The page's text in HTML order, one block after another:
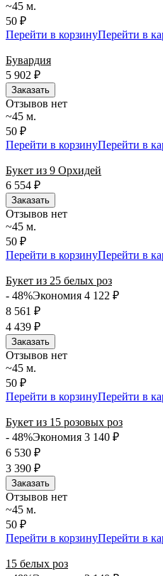
~45 м.
50 ₽
Перейти в корзинуПерейти в
Бувардия
5 902 ₽
Заказать
Отзывов нет
~45 м.
50 ₽
Перейти в корзинуПерейти в
Букет из 9 Орхидей
6 554 ₽
Заказать
Отзывов нет
~45 м.
50 ₽
Перейти в корзинуПерейти в
Букет из 25 белых роз
- 48%Экономия 4 122 ₽
8 561 ₽
4 439 ₽
Заказать
Отзывов нет
~45 м.
50 ₽
Перейти в корзинуПерейти в
Букет из 15 розовых роз
- 48%Экономия 3 140 ₽
6 530 ₽
3 390 ₽
Заказать
Отзывов нет
~45 м.
50 ₽
Перейти в корзинуПерейти в
15 белых роз